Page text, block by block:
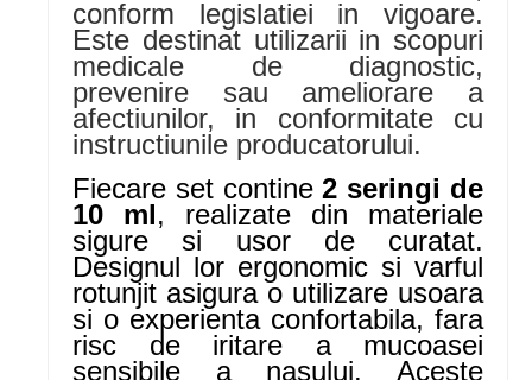
conform legislatiei in vigoare.
Este destinat utilizarii in scopuri
medicale de diagnostic,
prevenire sau ameliorare a
afectiunilor, in conformitate cu
instructiunile producatorului.
Fiecare set contine2 seringi de
10 ml, realizate din materiale
sigure si usor de curatat.
Designul lor ergonomic si varful
rotunjit asigura o utilizare usoara
si o experienta confortabila, fara
risc de iritare a mucoasei
sensibile a nasului. Aceste